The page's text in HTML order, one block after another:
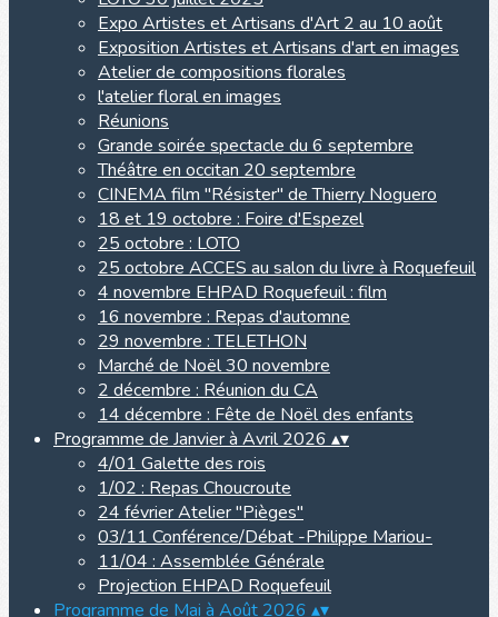
Expo Artistes et Artisans d'Art 2 au 10 août
Exposition Artistes et Artisans d'art en images
Atelier de compositions florales
l'atelier floral en images
Réunions
Grande soirée spectacle du 6 septembre
Théâtre en occitan 20 septembre
CINEMA film "Résister" de Thierry Noguero
18 et 19 octobre : Foire d'Espezel
25 octobre : LOTO
25 octobre ACCES au salon du livre à Roquefeuil
4 novembre EHPAD Roquefeuil : film
16 novembre : Repas d'automne
29 novembre : TELETHON
Marché de Noël 30 novembre
2 décembre : Réunion du CA
14 décembre : Fête de Noël des enfants
Programme de Janvier à Avril 2026 ▴▾
4/01 Galette des rois
1/02 : Repas Choucroute
24 février Atelier "Pièges"
03/11 Conférence/Débat -Philippe Mariou-
11/04 : Assemblée Générale
Projection EHPAD Roquefeuil
Programme de Mai à Août 2026 ▴▾